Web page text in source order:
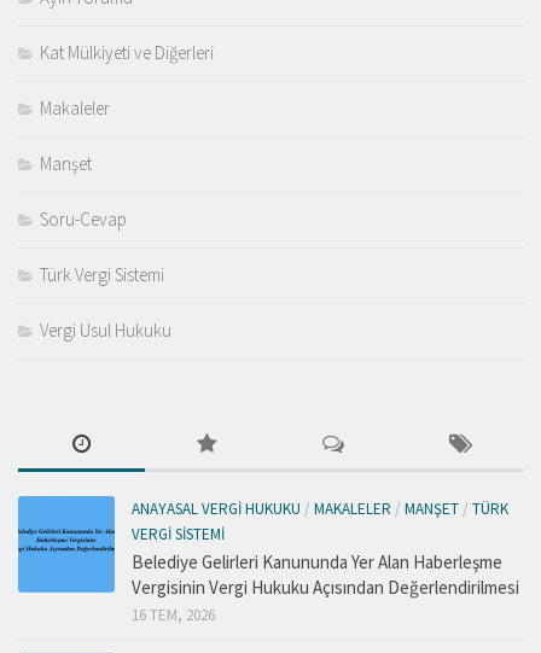
Kat Mülkiyeti ve Diğerleri
Makaleler
Manşet
Soru-Cevap
Türk Vergi Sistemi
Vergi Usul Hukuku
ANAYASAL VERGI HUKUKU / MAKALELER / MANŞET / TÜRK
VERGI SISTEMI
Belediye Gelirleri Kanununda Yer Alan Haberleşme
Vergisinin Vergi Hukuku Açısından Değerlendirilmesi
16 TEM, 2026